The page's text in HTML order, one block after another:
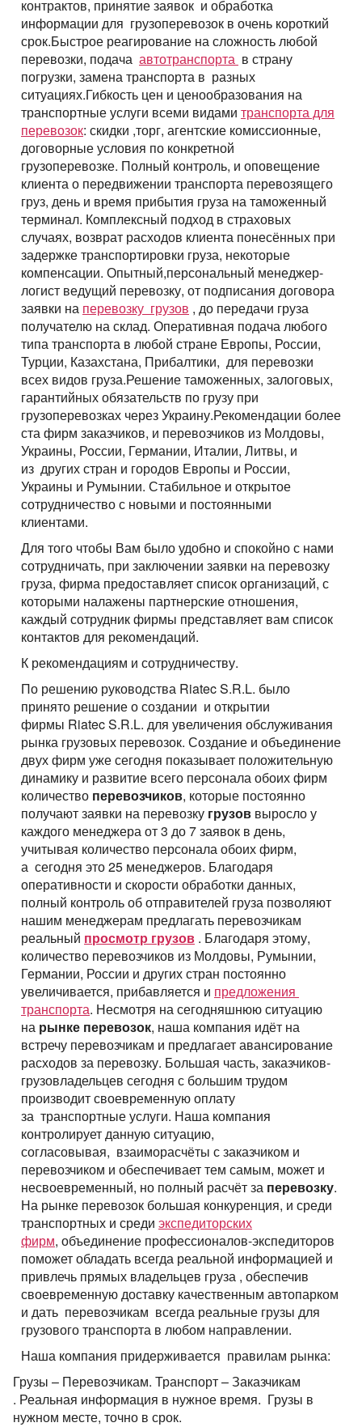
de
Transporturi cu megatrailere cu prelată, capacitate 105
metr
Platformă cu prelată UMBO, capacitatea 100 mc
Autotren pentru transportarea autoturismelor
Transport pentru mărfuri cu gabarit depăşit
Semiremorcă metalică, caroserie izotermică capacitatea
90 mс
Transportul cu containerele – containere 20 ft, 40 ft
Transporturi de mărfuri periculoase ADR
Transporturi de mărfuri mixte de la 200 kg
Грузовые авиа перевозки
Зерновозы, перевозка зерна
Автоперевозки спецтехники
Перевозки и доставка контейнеров
Размеры контейнеров
Стоимость морских перевозок
Перевозки морем по странам
Перевозим грузы по морю
Международные ж.д грузоперевозки
Типы ж.д. вагонов и контейнеров
Направления Ж.Д. перевозок
Стоимость перевозок ж.д вагонами
Ж.Д. вагоны, галерея
Доставка сборных грузов
Посылки и мелкие грузы
Стоимость перевозки посылок
Доставка посылки из и в Европу
Доставка посылки Страны СНГ
Посылки из Азии, и USA
Транспорт для доставки посылок
Все типы грузов
Авто грузы
Грузы для морских перевозок.
Грузы для Ж.Д. перевозок
Грузы для авиа перевозок
Adăugați un transport
Все типы транспорта
Авто транспорт
Ж.Д. транспорт
Морской транспорт
Авиа транспорт
контрактов, принятие заявок и обработка
информации для грузоперевозок в очень короткий
срок.Быстрое реагирование на сложность любой
перевозки, подача автотранспорта в страну
погрузки, замена транспорта в разных
ситуациях.Гибкость цен и ценообразования на
транспортные услуги всеми видами транспорта для
перевозок: скидки ,торг, агентские комиссионные,
договорные условия по конкретной
грузоперевозке. Полный контроль, и оповещение
клиента о передвижении транспорта перевозящего
груз, день и время прибытия груза на таможенный
терминал. Комплексный подход в страховых
случаях, возврат расходов клиента понесённых при
задержке транспортировки груза, некоторые
компенсации. Опытный,персональный менеджер-
логист ведущий перевозку, от подписания договора
заявки на перевозку грузов , до передачи груза
получателю на склад. Оперативная подача любого
типа транспорта в любой стране Европы, России,
Турции, Казахстана, Прибалтики, для перевозки
всех видов груза.Решение таможенных, залоговых,
гарантийных обязательств по грузу при
грузоперевозках через Украину.Рекомендации более
ста фирм заказчиков, и перевозчиков из Молдовы,
Украины, России, Германии, Италии, Литвы, и
из других стран и городов Европы и России,
Украины и Румынии. Стабильное и открытое
сотрудничество с новыми и постоянными
клиентами.
Для того чтобы Вам было удобно и спокойно с нами
сотрудничать, при заключении заявки на перевозку
груза, фирма предоставляет список организаций, с
которыми налажены партнерские отношения,
каждый сотрудник фирмы представляет вам список
контактов для рекомендаций.
К рекомендациям и сотрудничеству.
По решению руководства RiatecS.R.L. было
принято решение о создании и открытии
фирмы RiatecS.R.L. для увеличения обслуживания
рынка грузовых перевозок. Создание и объединение
двух фирм уже сегодня показывает положительную
динамику и развитие всего персонала обоих фирм
количество перевозчиков, которые постоянно
получают заявки на перевозку грузов выросло у
каждого менеджера от 3 до 7 заявок в день,
учитывая количество персонала обоих фирм,
а сегодня это 25 менеджеров. Благодаря
оперативности и скорости обработки данных,
полный контроль об отправителей груза позволяют
нашим менеджерам предлагать перевозчикам
реальный просмотр грузов . Благодаря этому,
количество перевозчиков из Молдовы, Румынии,
Германии, России и других стран постоянно
увеличивается, прибавляется и предложения
транспорта. Несмотря на сегодняшнюю ситуацию
на рынке перевозок, наша компания идёт на
встречу перевозчикам и предлагает авансирование
расходов за перевозку. Большая часть, заказчиков-
грузовладельцев сегодня с большим трудом
производит своевременную оплату
за транспортные услуги. Наша компания
контролирует данную ситуацию,
согласовывая, взаиморасчёты с заказчиком и
перевозчиком и обеспечивает тем самым, может и
несвоевременный, но полный расчёт за перевозку.
На рынке перевозок большая конкуренция, и среди
транспортных и среди экспедиторских
фирм, объединение профессионалов-экспедиторов
поможет обладать всегда реальной информацией и
привлечь прямых владельцев груза , обеспечив
своевременную доставку качественным автопарком
и дать перевозчикам всегда реальные грузы для
грузового транспорта в любом направлении.
Наша компания придерживается правилам рынка:
Грузы – Перевозчикам. Транспорт – Заказчикам
. Реальная информация в нужное время. Грузы в
нужном месте, точно в срок.
Persoana de contact
Numar de contact
E-mail
Prin depunerea unei cereri, sunteți de acord cu
prelucrarea datelor cu caracter personal.
Persoana de contact
Numar de contact
E-mail
Prin depunerea unei cereri, sunteți de acord cu
prelucrarea datelor cu caracter personal.